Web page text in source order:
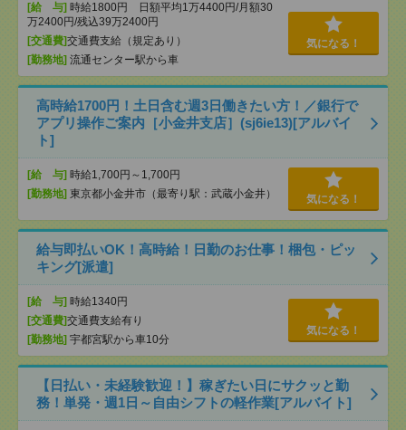
[給 与] 時給1800円 日額平均1万4400円/月額30
万2400円/残込39万2400円
[交通費]交通費支給（規定あり）
[勤務地] 流通センター駅から車
気になる！
高時給1700円！土日含む週3日働きたい方！／銀行で
アプリ操作ご案内［小金井支店］(sj6ie13)[アルバイ
ト]
[給 与] 時給1,700円～1,700円
[勤務地] 東京都小金井市（最寄り駅：武蔵小金井） 気になる！
給与即払いOK！高時給！日勤のお仕事！梱包・ピッ
キング[派遣]
[給 与] 時給1340円
[交通費]交通費支給有り
[勤務地] 宇都宮駅から車10分
気になる！
【日払い・未経験歓迎！】稼ぎたい日にサクッと勤
務！単発・週1日～自由シフトの軽作業[アルバイト]